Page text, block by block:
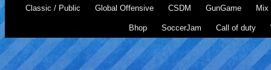
Classic / Public Global Offensive CSDM GunGame Mix
Bhop SoccerJam Call of duty